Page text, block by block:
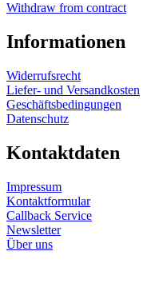
Withdraw from contract
Informationen
Widerrufsrecht
Liefer- und Versandkosten
Geschäftsbedingungen
Datenschutz
Kontaktdaten
Impressum
Kontaktformular
Callback Service
Newsletter
Über uns